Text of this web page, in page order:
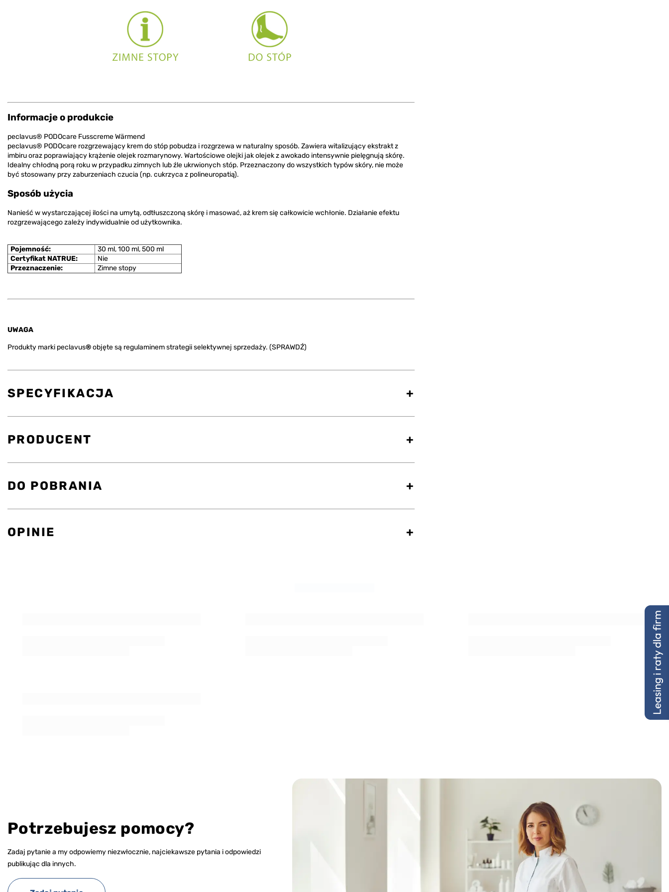
Informacje o produkcie
peclavus® PODOcare Fusscreme Wärmend
peclavus® PODOcare rozgrzewający krem do stóp pobudza i rozgrzewa w naturalny sposób. Zawiera witalizujący ekstrakt z
imbiru oraz poprawiający krążenie olejek rozmarynowy. Wartościowe olejki jak olejek z awokado intensywnie pielęgnują skórę.
Idealny chłodną porą roku w przypadku zimnych lub źle ukrwionych stóp. Przeznaczony do wszystkich typów skóry, nie może
być stosowany przy zaburzeniach czucia (np. cukrzyca z polineuropatią).
Sposób użycia
Nanieść w wystarczającej ilości na umytą, odtłuszczoną skórę i masować, aż krem się całkowicie wchłonie. Działanie efektu
rozgrzewającego zależy indywidualnie od użytkownika.
Pojemność:
30 ml, 100 ml, 500 ml
Certyfikat NATRUE:
Nie
Przeznaczenie:
Zimne stopy
UWAGA
Produkty marki peclavus®objęte są regulaminem strategii selektywnej sprzedaży. (SPRAWDŹ)
SPECYFIKACJA
PRODUCENT
DO POBRANIA
OPINIE
Potrzebujesz pomocy?
Zadaj pytanie a my odpowiemy niezwłocznie, najciekawsze pytania i odpowiedzi
publikując dla innych.